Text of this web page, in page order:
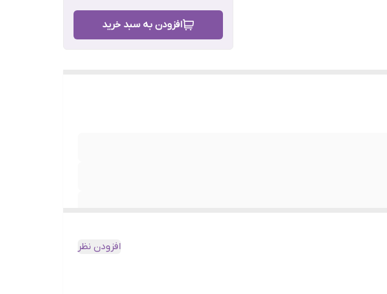
افزودن به سبد خرید
افزودن نظر